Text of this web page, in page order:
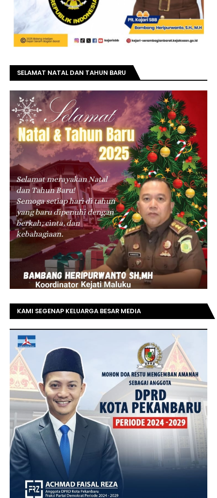
SELAMAT NATAL DAN TAHUN BARU
KAMI SEGENAP KELUARGA BESAR MEDIA
BAPAK ACHMAD FAISAL REZ